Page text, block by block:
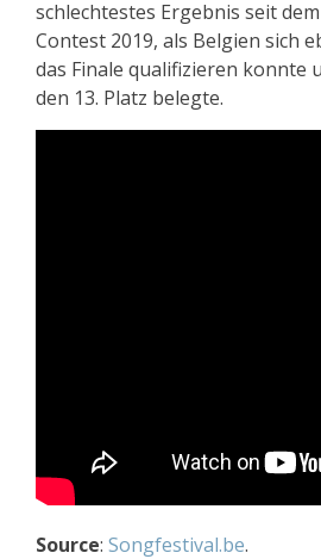
schlechtestes Ergebnis seit
Contest 2019, als Belgien sich
das Finale qualifizieren konnte
den 13. Platz belegte.
Source: Songfestival.be.